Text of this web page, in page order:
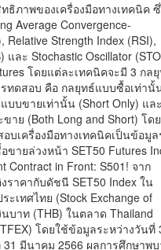
ธิภาพของเครื่องมือทางเทคนิค
Average Convergence-
Relative Strength Index (RSI),
และ Stochastic Oscillator
โดยแต่ละเทคนิคจะมี 3 กล
ทดสอบ คือ กลยุทธ์แบบซื้อเท่านั้
บบขายเท่านั้น (Short Only) แล
าย (Both Long and Short) โดย
บเครื่องมือทางเทคนิคเป็นข้อมู
ายล่วงหน้า SET50 Futures
Contract in Front: S501! จาก
ราคากับดัชนี SET50 Index ใน
เทศไทย (Stock Exchange of
บาท (THB) ในตลาด Thailand
โดยใช้ข้อมูลระหว่างวันที่
มีนาคม 2566 ผลการศึกษาพ